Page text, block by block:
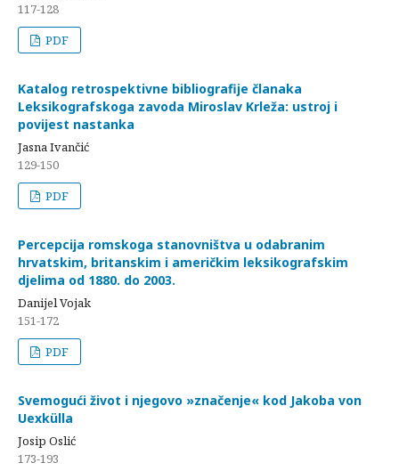
117-128
PDF
Katalog retrospektivne bibliografije članaka
Leksikografskoga zavoda Miroslav Krleža: ustroj i
povijest nastanka
Jasna Ivančić
129-150
PDF
Percepcija romskoga stanovništva u odabranim
hrvatskim, britanskim i američkim leksikografskim
djelima od 1880. do 2003.
Danijel Vojak
151-172
PDF
Svemogući život i njegovo »značenje« kod Jakoba von
Uexkülla
Josip Oslić
173-193